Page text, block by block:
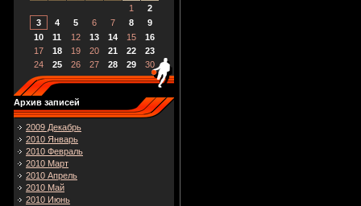
1
2
3
4 5 6 7 8
9
10
11 12 13 14 15
16
17
18 19 20 21 22
23
24
25 26 27 28 29 30
Архив записей
2009 Декабрь
2010 Январь
2010 Февраль
2010 Март
2010 Апрель
2010 Май
2010 Июнь